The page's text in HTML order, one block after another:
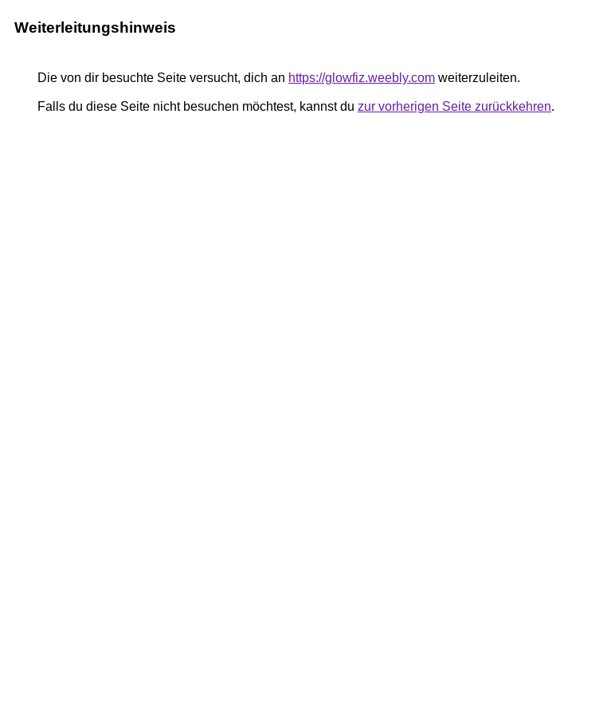
Weiterleitungshinweis
Die von dir besuchte Seite versucht, dich an https://glowfiz.weebly.com weiterzuleiten.
Falls du diese Seite nicht besuchen möchtest, kannst du zur vorherigen Seite zurückkehren.